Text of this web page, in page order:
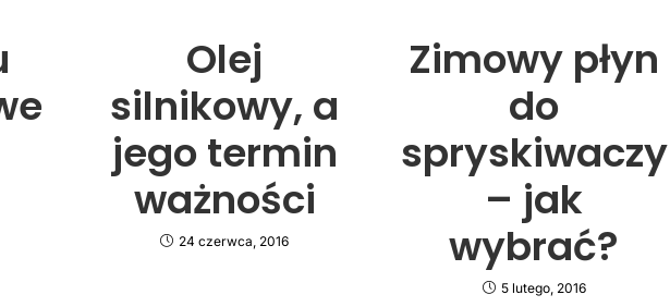
Olej
silnikowy, a
jego termin
ważności
24 czerwca, 2016
Zimowy płyn
do
spryskiwaczy
– jak
wybrać?
5 lutego, 2016